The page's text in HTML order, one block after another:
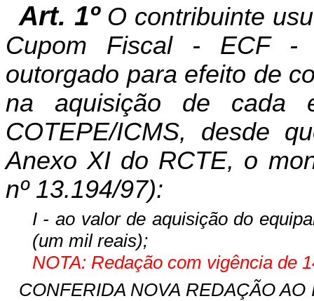
Art. 1º O contribuinte
Cupom Fiscal - ECF -
outorgado para efeito de
na aquisição de cada
COTEPE/ICMS, desde
Anexo XI do RCTE, o
nº 13.194/97):
I - ao valor de aquisição do
(um mil reais);
NOTA: Redação com vigência de
CONFERIDA NOVA REDAÇÃO AO